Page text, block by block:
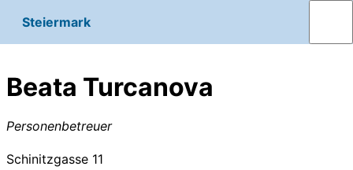
Steiermark
Beata Turcanova
Personenbetreuer
Schinitzgasse 11